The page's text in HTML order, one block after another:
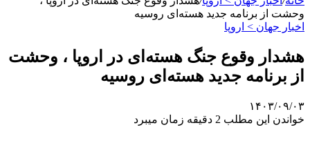
وحشت از برنامه جدید هسته‌ای روسیه
اخبار جهان > اروپا
هشدار وقوع جنگ هسته‌ای در اروپا ، وحشت
از برنامه جدید هسته‌ای روسیه
۱۴۰۳/۰۹/۰۳
خواندن این مطلب 2 دقیقه زمان میبرد